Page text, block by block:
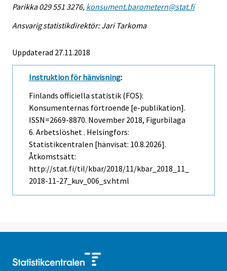
Parikka 029 551 3276, konsument.barometern@stat.fi
Ansvarig statistikdirektör: Jari Tarkoma
Uppdaterad 27.11.2018
Instruktion för hänvisning:
Finlands officiella statistik (FOS):
Konsumenternas förtroende [e-publikation].
ISSN=2669-8870. November 2018, Figurbilaga
6. Arbetslöshet . Helsingfors:
Statistikcentralen [hänvisat: 10.8.2026].
Åtkomstsätt:
http://stat.fi/til/kbar/2018/11/kbar_2018_11_
2018-11-27_kuv_006_sv.html